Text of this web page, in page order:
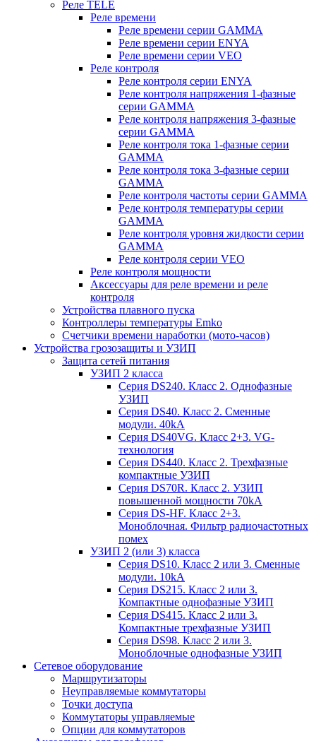
Реле TELE
Реле времени
Реле времени серии GAMMA
Реле времени серии ENYA
Реле времени серии VEO
Реле контроля
Реле контроля серии ENYA
Реле контроля напряжения 1-фазные
серии GAMMA
Реле контроля напряжения 3-фазные
серии GAMMA
Реле контроля тока 1-фазные серии
GAMMA
Реле контроля тока 3-фазные серии
GAMMA
Реле контроля частоты серии GAMMA
Реле контроля температуры серии
GAMMA
Реле контроля уровня жидкости серии
GAMMA
Реле контроля серии VEO
Реле контроля мощности
Аксессуары для реле времени и реле
контроля
Устройства плавного пуска
Контроллеры температуры Emko
Счетчики времени наработки (мото-часов)
Устройства грозозащиты и УЗИП
Защита сетей питания
УЗИП 2 класса
Серия DS240. Класс 2. Однофазные
УЗИП
Серия DS40. Класс 2. Сменные
модули. 40kA
Серия DS40VG. Класс 2+3. VG-
технология
Серия DS440. Класс 2. Трехфазные
компактные УЗИП
Серия DS70R. Класс 2. УЗИП
повышенной мощности 70kA
Серия DS-HF. Класс 2+3.
Моноблочная. Фильтр радиочастотных
помех
УЗИП 2 (или 3) класса
Серия DS10. Класс 2 или 3. Сменные
модули. 10kA
Серия DS215. Класс 2 или 3.
Компактные однофазные УЗИП
Серия DS415. Класс 2 или 3.
Компактные трехфазные УЗИП
Серия DS98. Класс 2 или 3.
Моноблочные однофазные УЗИП
Сетевое оборудование
Маршрутизаторы
Неуправляемые коммутаторы
Точки доступа
Коммутаторы управляемые
Опции для коммутаторов